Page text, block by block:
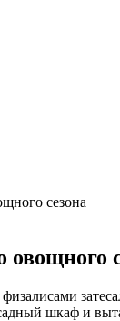
сезона
шкаф и